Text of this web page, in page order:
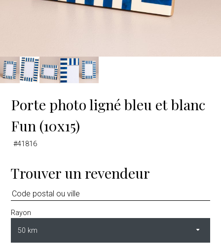
Porte photo ligné bleu et blanc
Fun (10x15)
#41816
Trouver un revendeur
Rayon